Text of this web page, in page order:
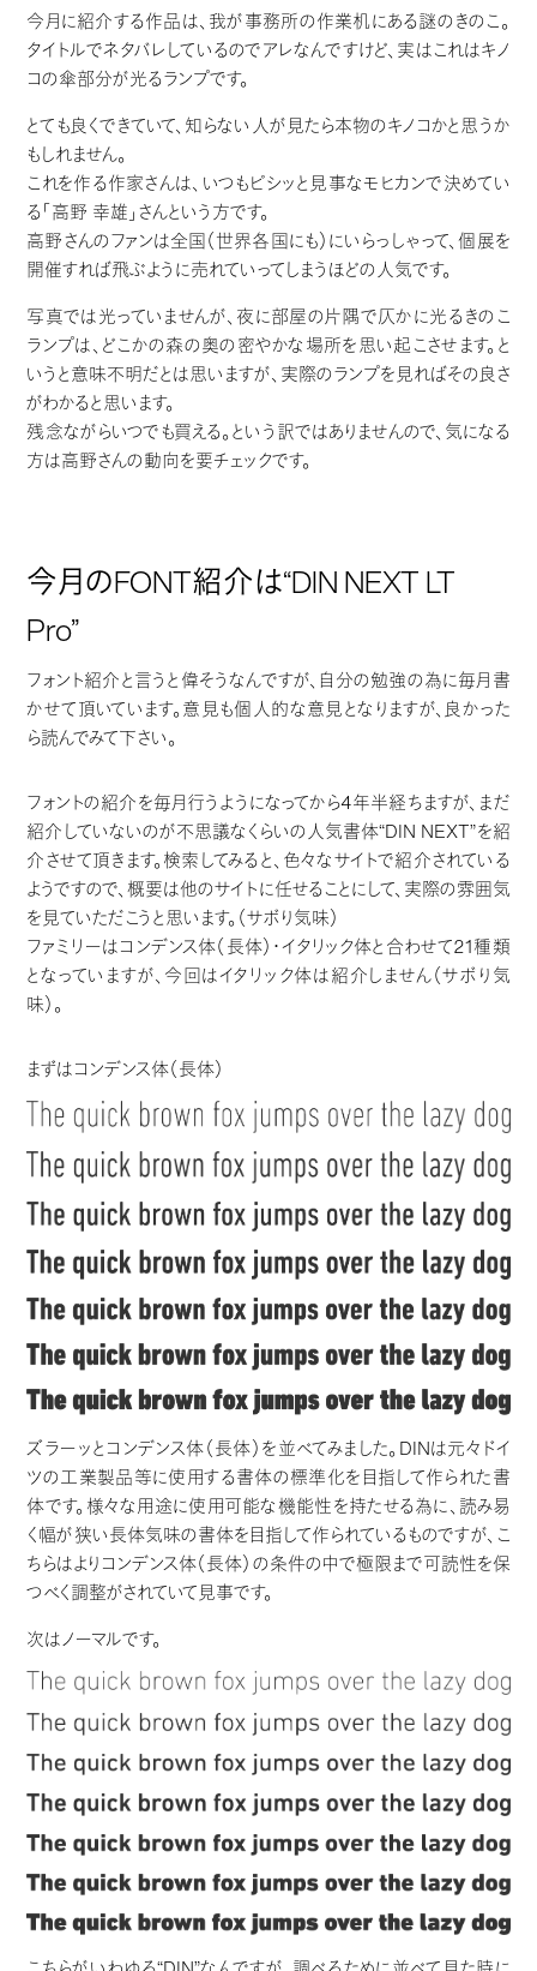
今月に紹介する作品は、我が事務所の作業机にある謎のきのこ。
タイトルでネタバレしているのでアレなんですけど、実はこれはキノ
コの傘部分が光るランプです。
とても良くできていて、知らない人が見たら本物のキノコかと思うか
もしれません。
これを作る作家さんは、いつもピシッと見事なモヒカンで決めてい
る「高野 幸雄」さんという方です。
高野さんのファンは全国（世界各国にも）にいらっしゃって、個展を
開催すれば飛ぶように売れていってしまうほどの人気です。
写真では光っていませんが、夜に部屋の片隅で仄かに光るきのこ
ランプは、どこかの森の奥の密やかな場所を思い起こさせます。と
いうと意味不明だとは思いますが、実際のランプを見ればその良さ
がわかると思います。
残念ながらいつでも買える。という訳ではありませんので、気になる
方は高野さんの動向を要チェックです。
今月のFONT紹介は“DIN NEXT LT
Pro”
フォント紹介と言うと偉そうなんですが、自分の勉強の為に毎月書
かせて頂いています。意見も個人的な意見となりますが、良かった
ら読んでみて下さい。
フォントの紹介を毎月行うようになってから4年半経ちますが、まだ
紹介していないのが不思議なくらいの人気書体“DIN NEXT”を紹
介させて頂きます。検索してみると、色々なサイトで紹介されている
ようですので、概要は他のサイトに任せることにして、実際の雰囲気
を見ていただこうと思います。（サボり気味）
ファミリーはコンデンス体（長体）・イタリック体と合わせて21種類
となっていますが、今回はイタリック体は紹介しません（サボり気
味）。
まずはコンデンス体（長体）
ズラーッとコンデンス体（長体）を並べてみました。DINは元々ドイ
ツの工業製品等に使用する書体の標準化を目指して作られた書
体です。様々な用途に使用可能な機能性を持たせる為に、読み易
く幅が狭い長体気味の書体を目指して作られているものですが、こ
ちらはよりコンデンス体（長体）の条件の中で極限まで可読性を保
つべく調整がされていて見事です。
次はノーマルです。